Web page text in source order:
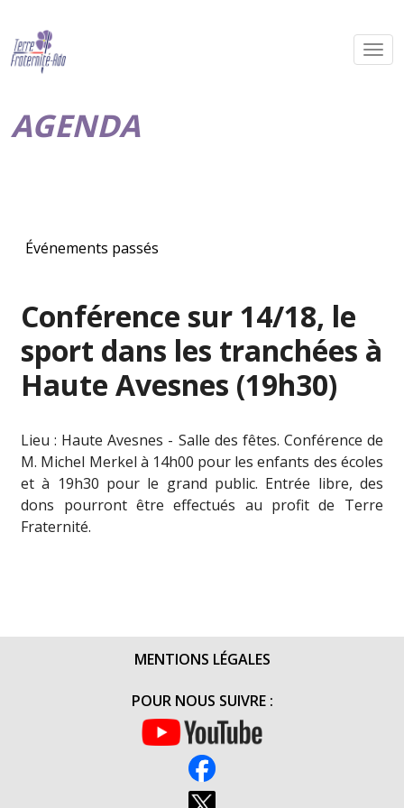
AGENDA
Événements passés
Conférence sur 14/18, le
sport dans les tranchées à
Haute Avesnes (19h30)
Lieu : Haute Avesnes - Salle des fêtes. Conférence de
M. Michel Merkel à 14h00 pour les enfants des écoles
et à 19h30 pour le grand public. Entrée libre, des
dons pourront être effectués au profit de Terre
Fraternité.
MENTIONS LÉGALES
POUR NOUS SUIVRE :